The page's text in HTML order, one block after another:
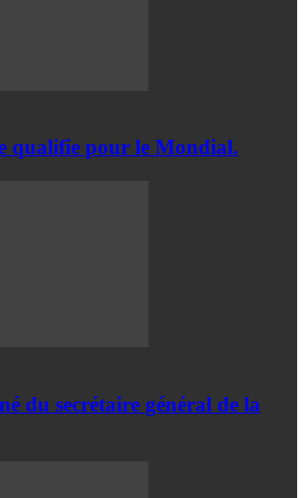
qualifie pour le Mondial.
du secrétaire général de la